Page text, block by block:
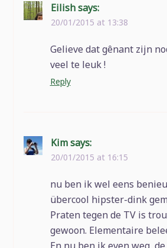
Eilish says:
20/01/2015 at 13:38
Gelieve dat gênant zijn
veel te leuk !
Reply
Kim says:
20/01/2015 at 16:15
nu ben ik wel eens
übercool hipster-dink
Praten tegen de TV is
gewoon. Elementaire